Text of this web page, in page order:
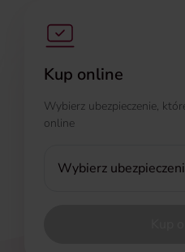
Kup online
Wybierz ubezpieczenie,
online